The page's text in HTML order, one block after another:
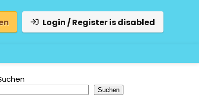
Login / Register is disabled
Suchen